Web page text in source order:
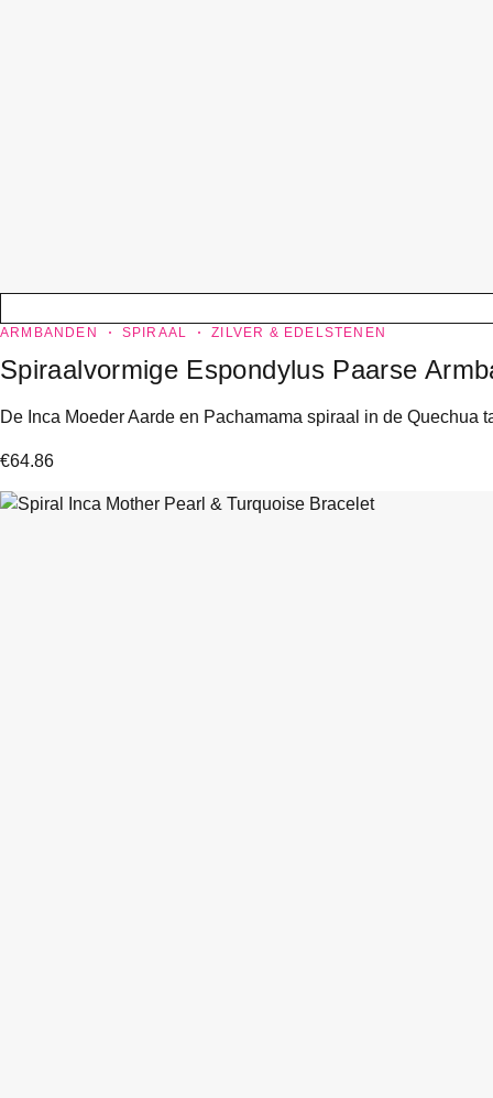
ARMBANDEN SPIRAAL ZILVER & EDELSTENEN
Spiraalvormige Espondylus Paarse
De Inca Moeder Aarde en Pachamama spiraal in de
€64.86